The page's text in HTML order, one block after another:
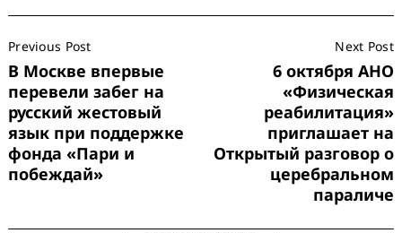
Navigation
Previous Post
В Москве впервые
перевели забег на
русский жестовый
язык при поддержке
фонда «Пари и
побеждай»
Next Post
6 октября АНО
«Физическая
реабилитация»
приглашает на
Открытый разговор о
церебральном
параличе